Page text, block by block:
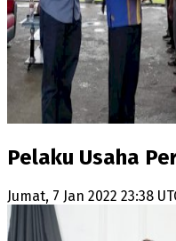
Pelaku Usaha
Jumat, 7 Jan 2022 23:38